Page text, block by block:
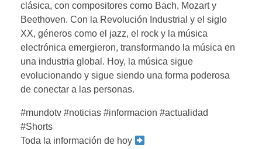
clásica, con compositores como Bach, Mozart y
Beethoven. Con la Revolución Industrial y el siglo
XX, géneros como el jazz, el rock y la música
electrónica emergieron, transformando la música en
una industria global. Hoy, la música sigue
evolucionando y sigue siendo una forma poderosa
de conectar a las personas.
#mundotv #noticias #informacion #actualidad
#Shorts
Toda la información de hoy